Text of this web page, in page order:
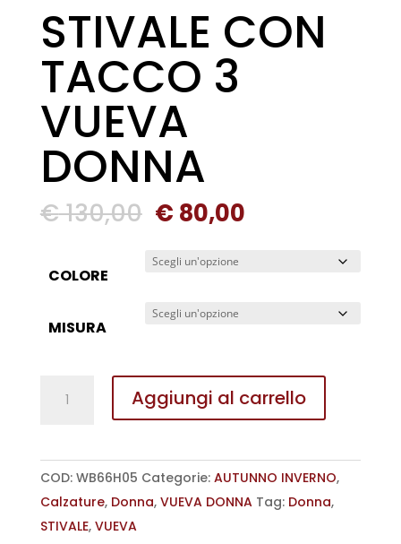
STIVALE CON
TACCO 3
VUEVA
DONNA
€130,00 Il
originale
€ 130,00.
€ 80,00Il
€ 80,00.
COLORE
MISURA
CON
3
VUEVA
DONNA
quantità
Aggiungi al carrello
COD: WB66H05 Categorie: AUTUNNO INVERNO,
Calzature, Donna, VUEVA DONNA Tag: Donna,
STIVALE, VUEVA